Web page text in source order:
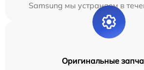
Samsung мы устраняем в
Оригинальные